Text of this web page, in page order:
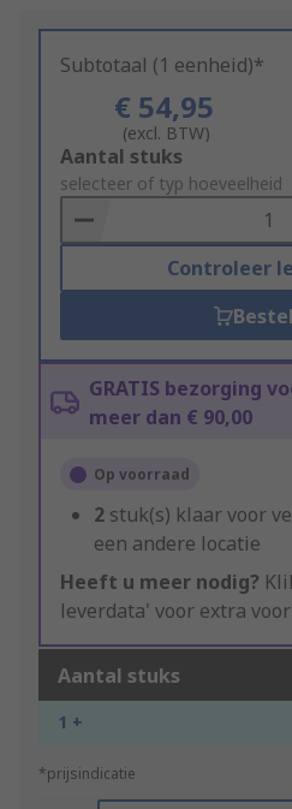
Subtotaal (1 eenheid)*
€ 54,95
(excl. BTW)
Add
to
Basket
Aantal stuks
selecteer of typ hoeveelheid
Controleer
GRATIS bezorging
meer dan € 90,00
Op voorraad
2 stuk(s) klaar voor
een andere locatie
Heeft u meer nodig?
leverdata' voor extra
Aantal stuks
1 +
*prijsindicatie